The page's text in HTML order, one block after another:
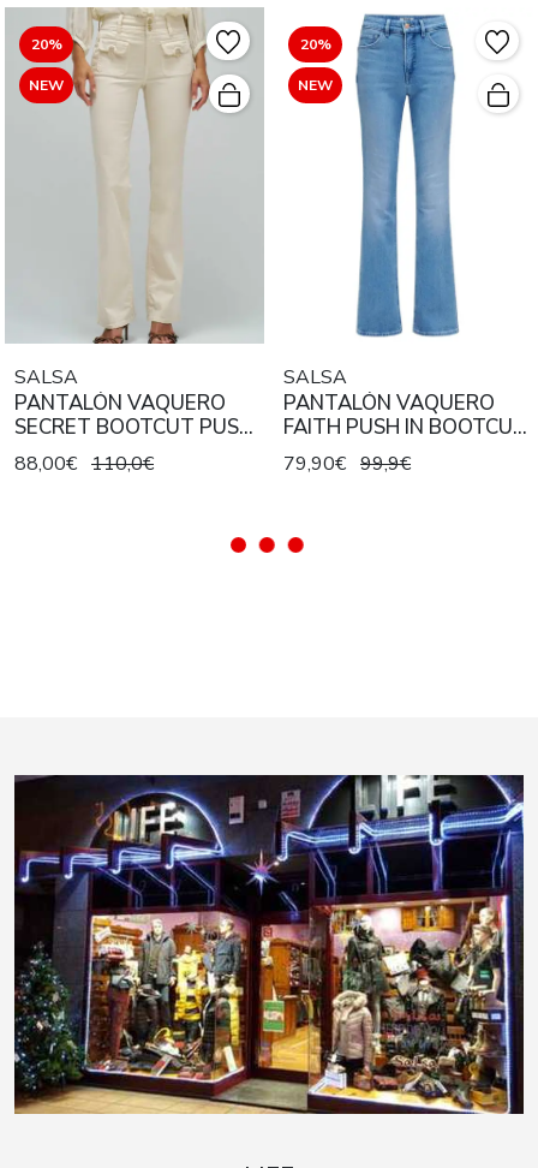
20%
NEW
SALSA
PANTALÓN VAQUERO
SECRET BOOTCUT PUSH
IN COLOR CRUDO
88,00€ 110,0€
20%
NEW
SALSA
PANTALÓN VAQUERO
FAITH PUSH IN BOOTCUT
HIGH RISE DENIM AZUL
CLARO
79,90€ 99,9€